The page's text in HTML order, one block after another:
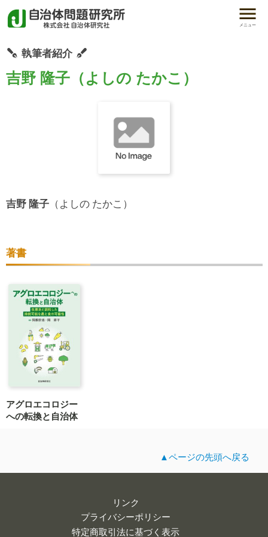
メニュー
執筆者紹介
吉野 隆子（よしの たかこ）
吉野 隆子（よしの たかこ）
著書
アグロエコロジー
への転換と自治体
▲ページの先頭へ戻る
リンク
プライバシーポリシー
特定商取引法に基づく表示